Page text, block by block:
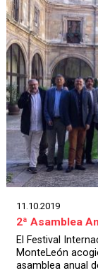
11.10.2019
2ª Asamblea
El Festival
MonteLeón
asamblea anual